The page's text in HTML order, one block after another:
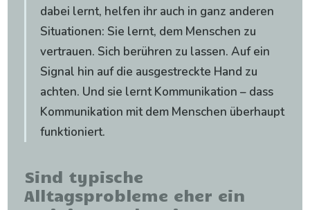
dabei lernt, helfen ihr auch in ganz anderen
Situationen: Sie lernt, dem Menschen zu
vertrauen. Sich berühren zu lassen. Auf ein
Signal hin auf die ausgestreckte Hand zu
achten. Und sie lernt Kommunikation – dass
Kommunikation mit dem Menschen überhaupt
funktioniert.
Sind typische
Alltagsprobleme eher ein